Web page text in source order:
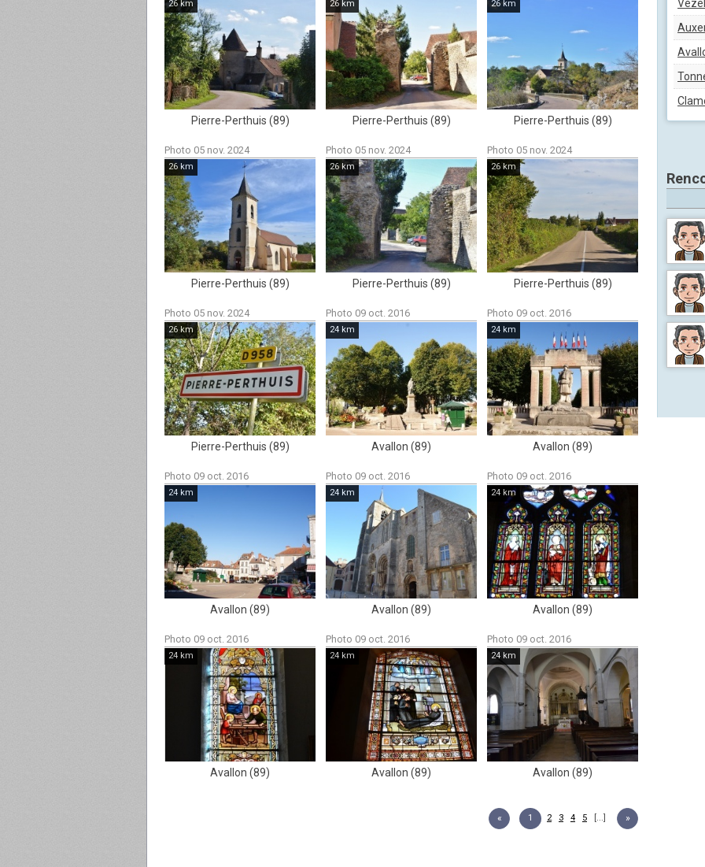
26 km
Pierre-Perthuis (89)
26 km
Pierre-Perthuis (89)
26 km
Pierre-Perthuis (89)
26 km
Photo 05 nov. 2024
Pierre-Perthuis (89)
26 km
Photo 05 nov. 2024
Pierre-Perthuis (89)
26 km
Photo 05 nov. 2024
Pierre-Perthuis (89)
26 km
Photo 05 nov. 2024
Pierre-Perthuis (89)
24 km
Photo 09 oct. 2016
Avallon (89)
24 km
Photo 09 oct. 2016
Avallon (89)
24 km
Photo 09 oct. 2016
Avallon (89)
24 km
Photo 09 oct. 2016
Avallon (89)
24 km
Photo 09 oct. 2016
Avallon (89)
24 km
Photo 09 oct. 2016
Avallon (89)
24 km
Photo 09 oct. 2016
Avallon (89)
24 km
Photo 09 oct. 2016
Avallon (89)
« 1 2 3 4 5 [...] »